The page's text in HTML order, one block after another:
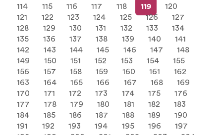
114
115 116 117 118 119
120
121
122 123 124 125 126
127
128
129 130 131 132 133
134
135
136 137 138 139 140
141
142
143 144 145 146 147
148
149
150 151 152 153 154
155
156
157 158 159 160 161
162
163
164 165 166 167 168
169
170
171 172 173 174 175
176
177
178 179 180 181 182
183
184
185 186 187 188 189
190
191
192 193 194 195 196
197